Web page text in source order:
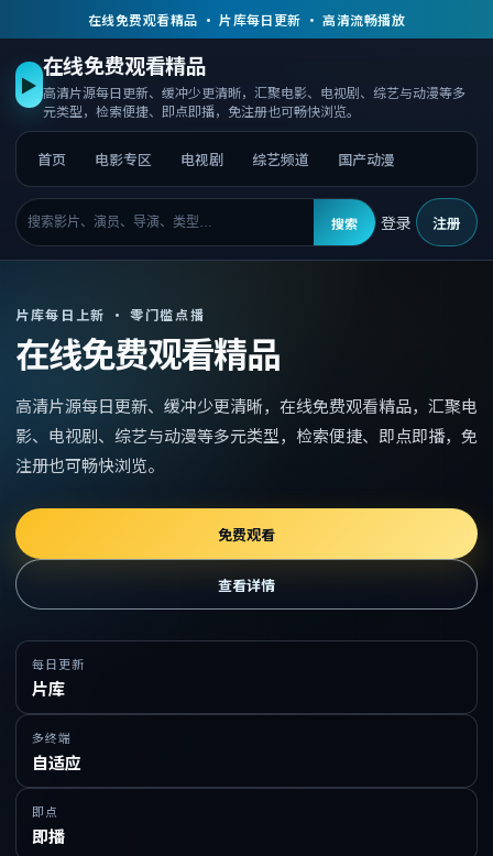
在线免费观看精品 · 片库每日更新 · 高清流畅播放
▶
在线免费观看精品
高清片源每日更新、缓冲少更清晰，汇聚电影、电视剧、综艺与动漫等多
元类型，检索便捷、即点即播，免注册也可畅快浏览。
首页 电影专区 电视剧 综艺频道 国产动漫
搜索 登录 注册
片库每日上新 · 零门槛点播
在线免费观看精品
高清片源每日更新、缓冲少更清晰， 在线免费观看精品， 汇聚电
影、电视剧、综艺与动漫等多元类型，检索便捷、即点即播，免
注册也可畅快浏览。
免费观看
查看详情
每日更新
片库
多终端
自适应
即点
即播